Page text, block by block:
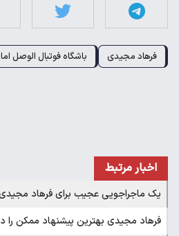
فرهاد مجیدی باشگاه فوتبال الوصل
اخبار مرتبط
یک ماجراجویی عجیب برای فرهاد
فرهاد مجیدی بهترین پیشنهاد ممکن را